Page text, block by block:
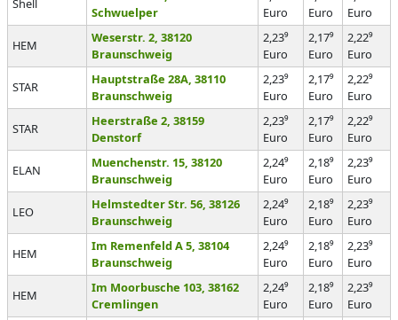
Shell
Schwuelper
Euro
Euro
Euro
HEM
Weserstr. 2, 38120
Braunschweig
2,23⁹
Euro
2,17⁹
Euro
2,22⁹
Euro
STAR
Hauptstraße 28A, 38110
Braunschweig
2,23⁹
Euro
2,17⁹
Euro
2,22⁹
Euro
STAR
Heerstraße 2, 38159
Denstorf
2,23⁹
Euro
2,17⁹
Euro
2,22⁹
Euro
ELAN
Muenchenstr. 15, 38120
Braunschweig
2,24⁹
Euro
2,18⁹
Euro
2,23⁹
Euro
LEO
Helmstedter Str. 56, 38126
Braunschweig
2,24⁹
Euro
2,18⁹
Euro
2,23⁹
Euro
HEM
Im Remenfeld A 5, 38104
Braunschweig
2,24⁹
Euro
2,18⁹
Euro
2,23⁹
Euro
HEM
Im Moorbusche 103, 38162
Cremlingen
2,24⁹
Euro
2,18⁹
Euro
2,23⁹
Euro